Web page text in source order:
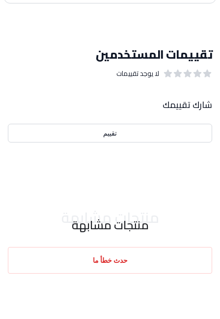
تقييمات المستخدمين
لا يوجد تقييمات
شارك تقييمك
تقييم
منتجات مشابهة
منتجات مشابهة
حدث خطأ ما